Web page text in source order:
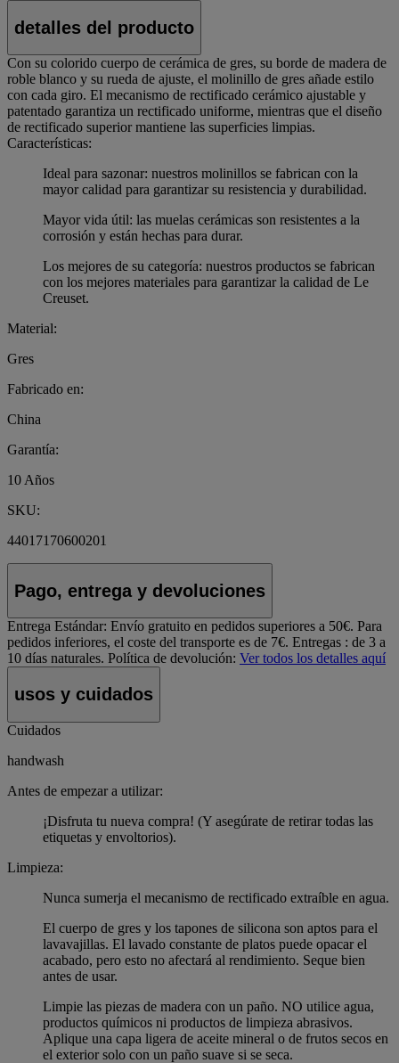
detalles del producto
Con su colorido cuerpo de cerámica de gres, su borde de madera de
roble blanco y su rueda de ajuste, el molinillo de gres añade estilo
con cada giro. El mecanismo de rectificado cerámico ajustable y
patentado garantiza un rectificado uniforme, mientras que el diseño
de rectificado superior mantiene las superficies limpias.
Características:
Ideal para sazonar: nuestros molinillos se fabrican con la
mayor calidad para garantizar su resistencia y durabilidad.
Mayor vida útil: las muelas cerámicas son resistentes a la
corrosión y están hechas para durar.
Los mejores de su categoría: nuestros productos se fabrican
con los mejores materiales para garantizar la calidad de Le
Creuset.
Material:
Gres
Fabricado en:
China
Garantía:
10 Años
SKU:
44017170600201
Pago, entrega y devoluciones
Entrega Estándar: Envío gratuito en pedidos superiores a 50€. Para
pedidos inferiores, el coste del transporte es de 7€. Entregas : de 3 a
10 días naturales. Política de devolución: Ver todos los detalles aquí
usos y cuidados
Cuidados
handwash
Antes de empezar a utilizar:
¡Disfruta tu nueva compra! (Y asegúrate de retirar todas las
etiquetas y envoltorios).
Limpieza:
Nunca sumerja el mecanismo de rectificado extraíble en agua.
El cuerpo de gres y los tapones de silicona son aptos para el
lavavajillas. El lavado constante de platos puede opacar el
acabado, pero esto no afectará al rendimiento. Seque bien
antes de usar.
Limpie las piezas de madera con un paño. NO utilice agua,
productos químicos ni productos de limpieza abrasivos.
Aplique una capa ligera de aceite mineral o de frutos secos en
el exterior solo con un paño suave si se seca.